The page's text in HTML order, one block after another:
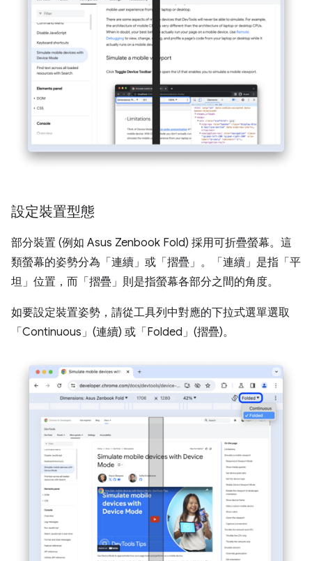
設定裝置型態
部分裝置 (例如 Asus Zenbook Fold) 採用可折疊螢幕。這
類螢幕的姿勢分為「連續」或「摺疊」。「連續」是指「平
坦」位置，而「摺疊」則是指螢幕各部分之間的角度。
如要設定裝置姿勢，請從工具列中對應的下拉式選單選取
「Continuous」(連續) 或「Folded」(摺疊)。